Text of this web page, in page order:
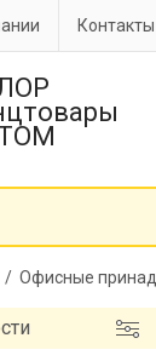
Контакты
/ Офисные